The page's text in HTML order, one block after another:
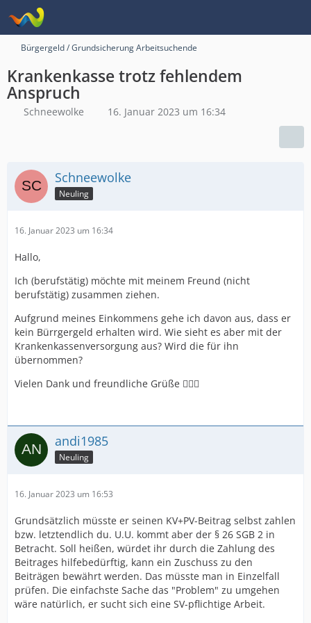
Bürgergeld / Grundsicherung Arbeitsuchende
Krankenkasse trotz fehlendem
Anspruch
Schneewolke 16. Januar 2023 um 16:34
Schneewolke
Neuling
16. Januar 2023 um 16:34
Hallo,
Ich (berufstätig) möchte mit meinem Freund (nicht
berufstätig) zusammen ziehen.
Aufgrund meines Einkommens gehe ich davon aus, dass er
kein Bürrgergeld erhalten wird. Wie sieht es aber mit der
Krankenkassenversorgung aus? Wird die für ihn
übernommen?
Vielen Dank und freundliche Grüße 🙋🏼‍♀️
andi1985
Neuling
16. Januar 2023 um 16:53
Grundsätzlich müsste er seinen KV+PV-Beitrag selbst zahlen
bzw. letztendlich du. U.U. kommt aber der § 26 SGB 2 in
Betracht. Soll heißen, würdet ihr durch die Zahlung des
Beitrages hilfebedürftig, kann ein Zuschuss zu den
Beiträgen bewährt werden. Das müsste man in Einzelfall
prüfen. Die einfachste Sache das "Problem" zu umgehen
wäre natürlich, er sucht sich eine SV-pflichtige Arbeit.